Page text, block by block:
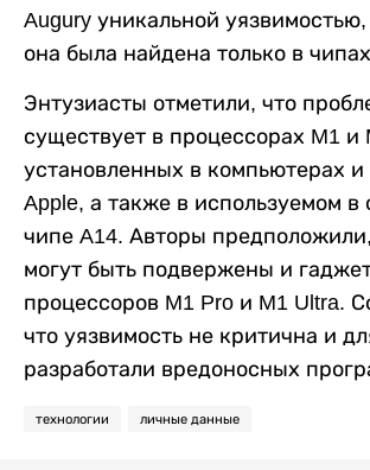
Augury уникальной
она была найдена только в
Энтузиасты отметили, что
существует в процессорах M1 и
установленных в компьютерах
Apple, а также в используемом в
чипе A14. Авторы
могут быть подвержены и
процессоров M1 Pro и M1 Ultra.
что уязвимость не критична и
разработали вредоносных
технологии личные данные